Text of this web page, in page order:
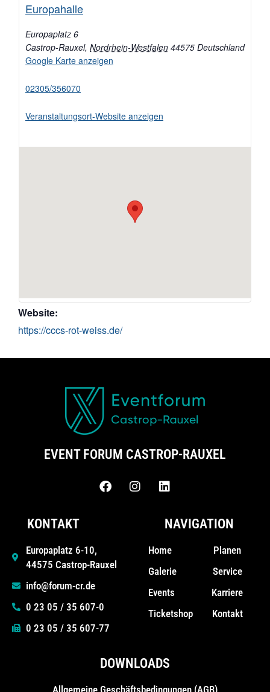
Europahalle
Europaplatz 6
Castrop-Rauxel, Nordrhein-Westfalen 44575 Deutschland
Google Karte anzeigen
02305/356070
Veranstaltungsort-Website anzeigen
Website:
https://cccs-rot-weiss.de/
EVENT FORUM CASTROP-RAUXEL
KONTAKT
Europaplatz 6-10,
44575 Castrop-Rauxel
info@forum-cr.de
0 23 05 / 35 607-0
0 23 05 / 35 607-77
NAVIGATION
Home
Galerie
Events
Ticketshop
Planen
Service
Karriere
Kontakt
DOWNLOADS
Allgemeine Geschäfts­bedingungen (AGB)